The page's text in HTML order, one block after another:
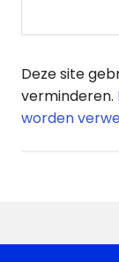
Deze site
verminderen.
worden